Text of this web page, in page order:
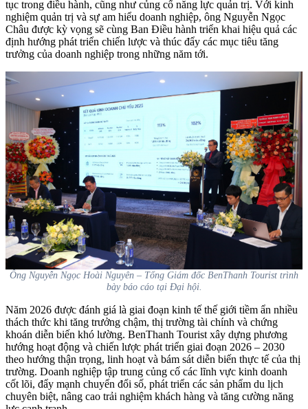
tục trong điều hành, cũng như củng cố năng lực quản trị. Với kinh
nghiệm quản trị và sự am hiểu doanh nghiệp, ông Nguyễn Ngọc
Châu được kỳ vọng sẽ cùng Ban Điều hành triển khai hiệu quả các
định hướng phát triển chiến lược và thúc đẩy các mục tiêu tăng
trưởng của doanh nghiệp trong những năm tới.
Ông Nguyễn Ngọc Hoài Nguyên – Tổng Giám đốc BenThanh Tourist trình
bày báo cáo tại Đại hội.
Năm 2026 được đánh giá là giai đoạn kinh tế thế giới tiềm ẩn nhiều
thách thức khi tăng trưởng chậm, thị trường tài chính và chứng
khoán diễn biến khó lường. BenThanh Tourist xây dựng phương
hướng hoạt động và chiến lược phát triển giai đoạn 2026 – 2030
theo hướng thận trọng, linh hoạt và bám sát diễn biến thực tế của thị
trường. Doanh nghiệp tập trung củng cố các lĩnh vực kinh doanh
cốt lõi, đẩy mạnh chuyển đổi số, phát triển các sản phẩm du lịch
chuyên biệt, nâng cao trải nghiệm khách hàng và tăng cường năng